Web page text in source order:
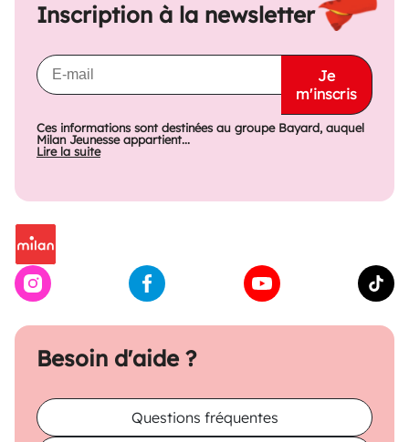
Besoin d'aide ?
Questions fréquentes
Inscription à la newsletter
Je
m'inscris
Ces informations sont destinées au groupe Bayard, auquel
Milan Jeunesse appartient...
Lire la suite